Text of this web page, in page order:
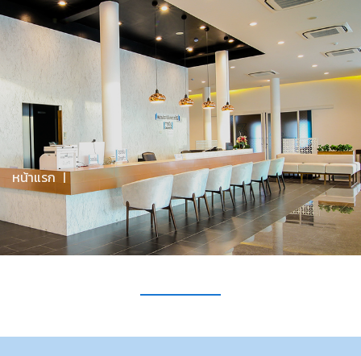
จันทร์-ศุกร์ 09.00 - 20.00 / เสาร์ 9.00-17.00 / อาทิตย์ 09.00-
16.00
มีคำถามไหม? โทรหาเราที่094-608-0022
Menu
หน้าแรก